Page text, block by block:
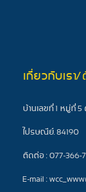
เกี่ยวกับเร
บ้านเลขที่ 1 หมู่ที่
ไปรษณีย์. 84190
ติดต่อ : 077-366-
E-mail :